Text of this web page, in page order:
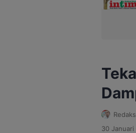
30 Januari